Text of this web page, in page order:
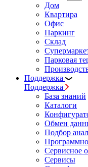
Дом
Квартира
Офис
Паркинг
Склад
Парковая
Поддержка
Поддержка
База знаний
Каталоги
Обмен
Подбор
Сервисное
Сервисы